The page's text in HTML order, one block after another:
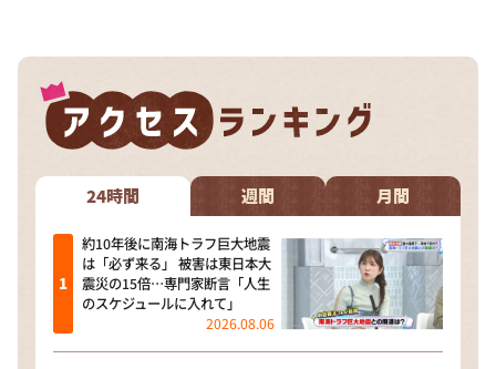
24時間 週間 月間
約10年後に南海トラフ巨大地震
は「必ず来る」 被害は東日本大
震災の15倍…専門家断言「人生
のスケジュールに入れて」
2026.08.06